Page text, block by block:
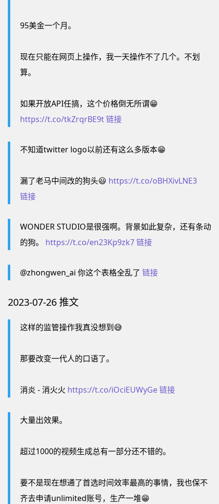
95美金一个月。
现在只能在网页上操作，我一天操作不了几个。不划
算。
如果开放API任搞，这个价格倒无所谓😁
https://t.co/tkZrqrBE9t链接
不知道twitter logo以前还有这么多版本😁
漏了老马中间改的狗头😃 https://t.co/oBHXivLNE3
链接
WONDER STUDIO是很强啊。背景如此复杂，还有条动
的狗。 https://t.co/en23Kp9zk7链接
@zhongwen_ai 你这个表格全乱了 链接
2023-07-26 推文
这样的监管操作我真没想到😅
那要改变一代人的口语了。
消炎 - 消火火 https://t.co/iOciEUWyGe链接
大量出效果。
超过1000的视频生成总有一部分还不错的。
要不是现在想通了首选时间效率最高的事情，我也保不
齐去申请unlimited账号，生产一堆😁